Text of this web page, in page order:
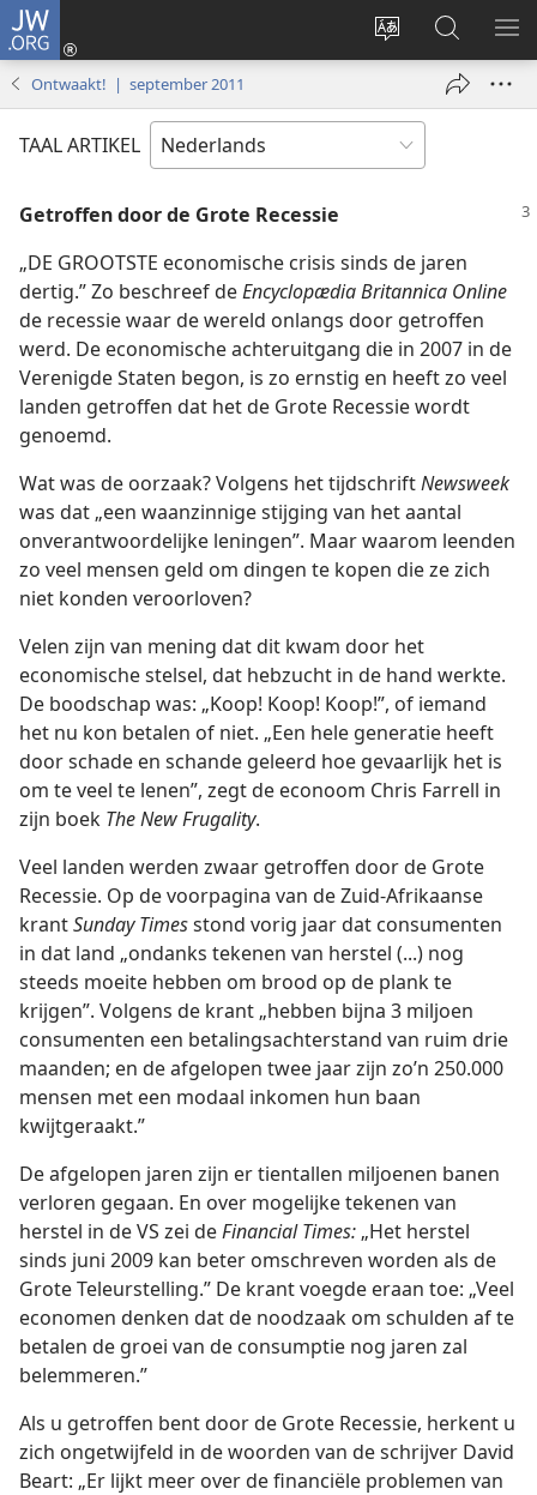
JW.ORG
Taal
wijzigen
Inloggen
(opent
Zoeken
op
JW.ORG
Ontwaakt! | september 2011
TAAL ARTIKEL
Getroffen door de Grote Recessie
„DE GROOTSTE economische crisis sinds de jaren
dertig.” Zo beschreef deEncyclopædia Britannica Online
de recessie waar de wereld onlangs door getroffen
werd. De economische achteruitgang die in 2007 in de
Verenigde Staten begon, is zo ernstig en heeft zo veel
landen getroffen dat het de Grote Recessie wordt
genoemd.
Wat was de oorzaak? Volgens het tijdschriftNewsweek
was dat „een waanzinnige stijging van het aantal
onverantwoordelijke leningen”. Maar waarom leenden
zo veel mensen geld om dingen te kopen die ze zich
niet konden veroorloven?
Velen zijn van mening dat dit kwam door het
economische stelsel, dat hebzucht in de hand werkte.
De boodschap was: „Koop! Koop! Koop!”, of iemand
het nu kon betalen of niet. „Een hele generatie heeft
door schade en schande geleerd hoe gevaarlijk het is
om te veel te lenen”, zegt de econoom Chris Farrell in
zijn boek The New Frugality.
Veel landen werden zwaar getroffen door de Grote
Recessie. Op de voorpagina van de Zuid-Afrikaanse
krantSunday Timesstond vorig jaar dat consumenten
in dat land „ondanks tekenen van herstel (...) nog
steeds moeite hebben om brood op de plank te
krijgen”. Volgens de krant „hebben bijna 3 miljoen
consumenten een betalingsachterstand van ruim drie
maanden; en de afgelopen twee jaar zijn zo’n 250.000
mensen met een modaal inkomen hun baan
kwijtgeraakt.”
De afgelopen jaren zijn er tientallen miljoenen banen
verloren gegaan. En over mogelijke tekenen van
herstel in de VS zei deFinancial Times: „Het herstel
sinds juni 2009 kan beter omschreven worden als de
Grote Teleurstelling.” De krant voegde eraan toe: „Veel
economen denken dat de noodzaak om schulden af te
betalen de groei van de consumptie nog jaren zal
belemmeren.”
Als u getroffen bent door de Grote Recessie, herkent u
zich ongetwijfeld in de woorden van de schrijver David
Beart: „Er lijkt meer over de financiële problemen van